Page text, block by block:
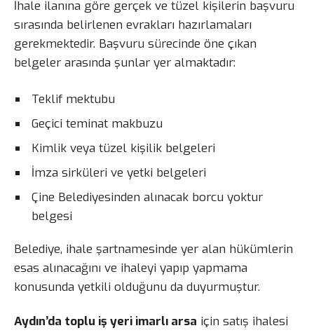
İhale ilanına göre gerçek ve tüzel kişilerin başvuru
sırasında belirlenen evrakları hazırlamaları
gerekmektedir. Başvuru sürecinde öne çıkan
belgeler arasında şunlar yer almaktadır:
Teklif mektubu
Geçici teminat makbuzu
Kimlik veya tüzel kişilik belgeleri
İmza sirküleri ve yetki belgeleri
Çine Belediyesinden alınacak borcu yoktur
belgesi
Belediye, ihale şartnamesinde yer alan hükümlerin
esas alınacağını ve ihaleyi yapıp yapmama
konusunda yetkili olduğunu da duyurmuştur.
Aydın’da toplu iş yeri imarlı arsa için satış ihalesi